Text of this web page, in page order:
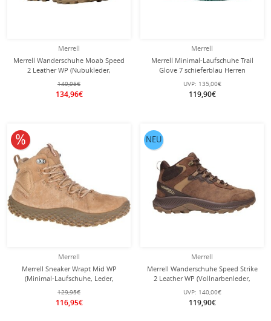
Merrell
Merrell Wanderschuhe Moab Speed
2 Leather WP (Nubukleder,
wasserdicht) olivegrün Herren
149,95€
134,96€
Merrell
Merrell Minimal-Laufschuhe Trail
Glove 7 schieferblau Herren
UVP: 135,00€
119,90€
Merrell
Merrell Sneaker Wrapt Mid WP
(Minimal-Laufschuhe, Leder,
wasserdicht) tobaccobraun Herren
129,95€
116,95€
10% reduziert
Merrell
Merrell Wanderschuhe Speed Strike
2 Leather WP (Vollnarbenleder,
wasserdicht) braun Herren
UVP: 140,00€
119,90€
NEU